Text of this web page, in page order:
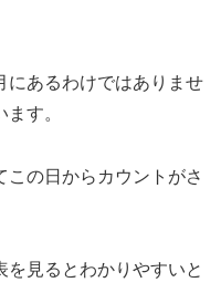
にあるわけではありませ
す。
の日からカウントがさ
見るとわかりやすいと